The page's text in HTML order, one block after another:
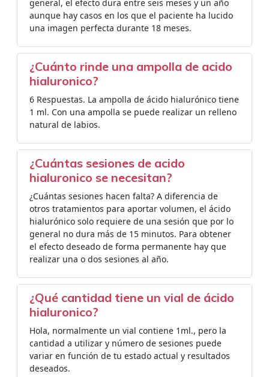
general, el efecto dura entre seis meses y un año
aunque hay casos en los que el paciente ha lucido
una imagen perfecta durante 18 meses.
¿Cuánto rinde una ampolla de acido
hialuronico?
6 Respuestas. La ampolla de ácido hialurónico tiene
1 ml. Con una ampolla se puede realizar un relleno
natural de labios.
¿Cuántas sesiones de acido
hialuronico se necesitan?
¿Cuántas sesiones hacen falta? A diferencia de
otros tratamientos para aportar volumen, el ácido
hialurónico solo requiere de una sesión que por lo
general no dura más de 15 minutos. Para obtener
el efecto deseado de forma permanente hay que
realizar una o dos sesiones al año.
¿Qué cantidad tiene un vial de ácido
hialuronico?
Hola, normalmente un vial contiene 1ml., pero la
cantidad a utilizar y número de sesiones puede
variar en función de tu estado actual y resultados
deseados.